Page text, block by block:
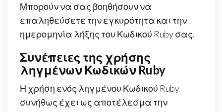
Μπορούν να σας βοηθήσουν να
επαληθεύσετε την εγκυρότητα και την
ημερομηνία λήξης του Κωδικού Ruby σας.
Συνέπειες της χρήσης
ληγμένων Κωδικών Ruby
Η χρήση ενός ληγμένου Κωδικού Ruby
συνήθως έχει ως αποτέλεσμα την